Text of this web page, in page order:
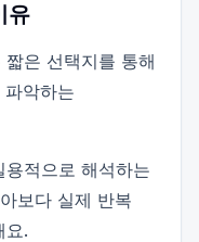
유
은 선택지를 통해
파악하는
적으로 해석하는
보다 실제 반복
요.